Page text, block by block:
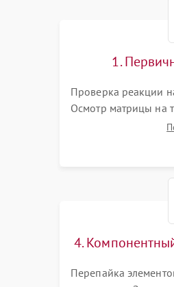
1.
Проверка реакции
Осмотр матрицы на
звука, наличия
4.
Перепайка